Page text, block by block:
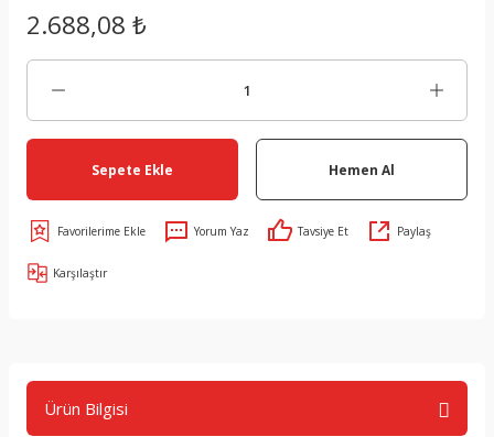
2.688,08 ₺
Sepete Ekle Hemen Al
Yorum Yaz Tavsiye Et Paylaş
Karşılaştır
Ürün Bilgisi